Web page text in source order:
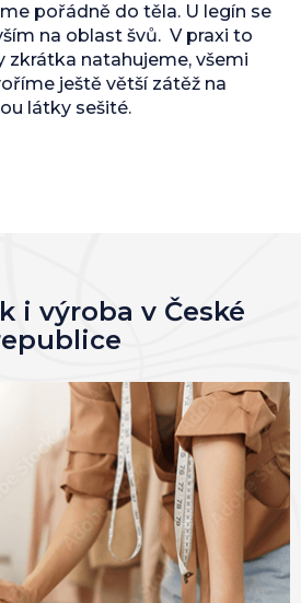
pořádně do těla. U legín se
na oblast švů. V praxi to
zkrátka natahujeme, všemi
ještě větší zátěž na
látky sešité.
i výroba v České